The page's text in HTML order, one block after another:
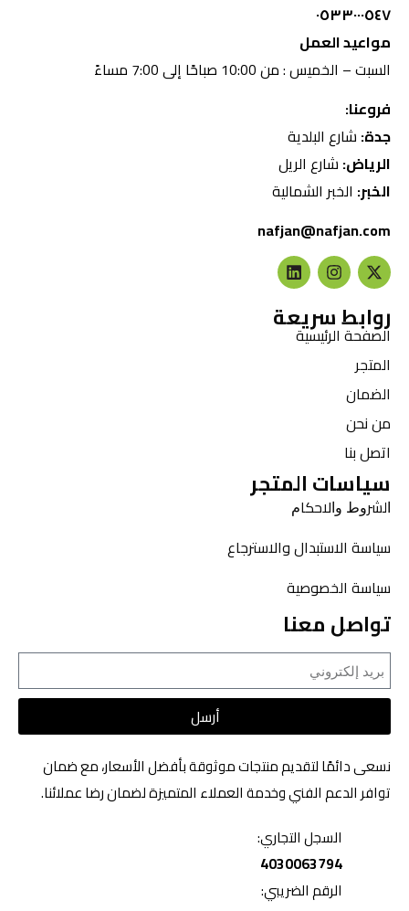
٠٥٣٣٠٠٠٥٤٧
مواعيد العمل
السبت – الخميس : من 10:00 صباحًا إلى 7:00 مساءً
فروعنا:
جدة: شارع البلدية
الرياض: شارع الريل
الخبر: الخبر الشمالية
nafjan@nafjan.com
روابط سريعة
الصفحة الرئيسية
المتجر
الضمان
من نحن
اتصل بنا
سياسات المتجر
ﺍﻟﺸﺮﻭﻁ ﻭﺍﻻﺣﻜﺎﻡ
سياسة الاستبدال والاسترجاع
سياسة الخصوصية
تواصل معنا
أرسل
نسعى دائمًا لتقديم منتجات موثوقة بأفضل الأسعار، مع ضمان
توافر الدعم الفني وخدمة العملاء المتميزة لضمان رضا عملائنا.
السجل التجاري:
4030063794
الرقم الضريبي: